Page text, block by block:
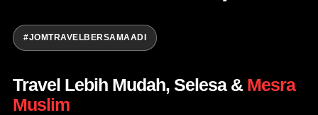
Tentang Kami
Hubungi Kami
#JOMTRAVELBERSAMAADI
Travel Lebih Mudah, Selesa & Mesra
Muslim